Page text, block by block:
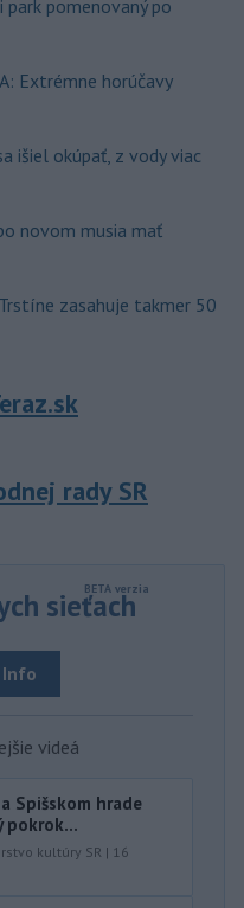
pomenovaný po
Extrémne horúčavy
išiel okúpať, z vody viac
novom musia mať
zasahuje takmer 50
rady SR
sieťach
Info
videá
Spišskom hrade
pokrok...
kultúry SR | 16